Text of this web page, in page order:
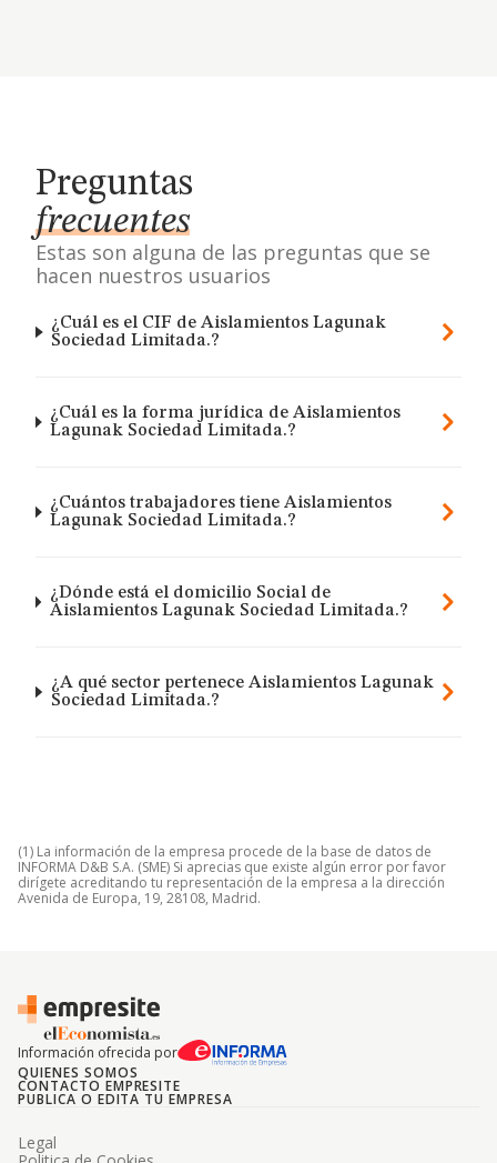
Preguntas
frecuentes
Estas son alguna de las preguntas que se
hacen nuestros usuarios
¿Cuál es el CIF de Aislamientos Lagunak
Sociedad Limitada.?
¿Cuál es la forma jurídica de Aislamientos
Lagunak Sociedad Limitada.?
¿Cuántos trabajadores tiene Aislamientos
Lagunak Sociedad Limitada.?
¿Dónde está el domicilio Social de
Aislamientos Lagunak Sociedad Limitada.?
¿A qué sector pertenece Aislamientos Lagunak
Sociedad Limitada.?
(1) La información de la empresa procede de la base de datos de
INFORMA D&B S.A. (SME) Si aprecias que existe algún error por favor
dirígete acreditando tu representación de la empresa a la dirección
Avenida de Europa, 19, 28108, Madrid.
Información ofrecida por
QUIENES SOMOS
CONTACTO EMPRESITE
PUBLICA O EDITA TU EMPRESA
Legal